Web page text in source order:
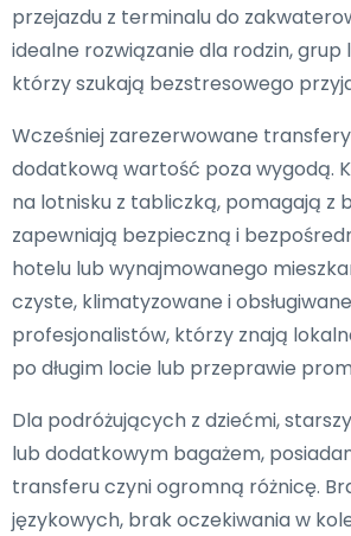
przejazdu z terminalu do
idealne rozwiązanie dla rodzin, grup
którzy szukają bezstresowego
Wcześniej zarezerwowane
dodatkową wartość poza wygodą.
na lotnisku z tabliczką, pomagają z
zapewniają bezpieczną i
hotelu lub wynajmowanego
czyste, klimatyzowane i
profesjonalistów, którzy znają
po długim locie lub przeprawie
Dla podróżujących z dziećmi,
lub dodatkowym bagażem,
transferu czyni ogromną różnicę.
językowych, brak oczekiwania w